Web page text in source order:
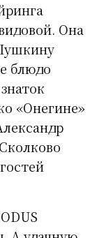
Она
блюдо
«Онегине»